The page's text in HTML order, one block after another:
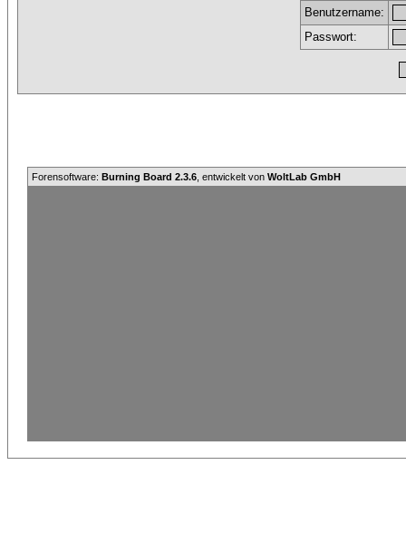
Benutzername:
Passwort:
Forensoftware: Burning Board 2.3.6 , entwickelt von WoltLab GmbH